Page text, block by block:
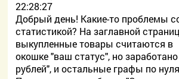
22:28:27
Добрый день! Какие-то проблемы
статистикой? На заглавной
выкупленные товары считаются в
окошке "ваш статус", но
рублей", и остальные графы по